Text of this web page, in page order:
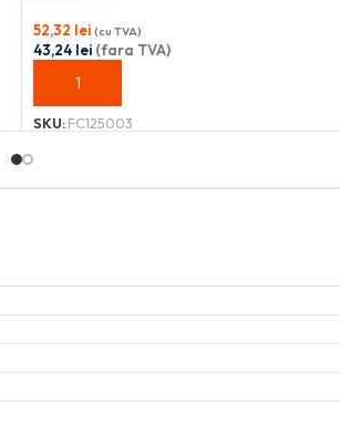
52,32 lei (cu TVA)
43,24 lei (fara TVA)
ADAUGĂ ÎN COȘ
SKU:FC125003